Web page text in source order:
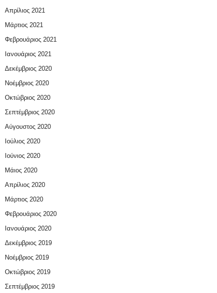
Απρίλιος 2021
Μάρτιος 2021
Φεβρουάριος 2021
Ιανουάριος 2021
Δεκέμβριος 2020
Νοέμβριος 2020
Οκτώβριος 2020
Σεπτέμβριος 2020
Αύγουστος 2020
Ιούλιος 2020
Ιούνιος 2020
Μάιος 2020
Απρίλιος 2020
Μάρτιος 2020
Φεβρουάριος 2020
Ιανουάριος 2020
Δεκέμβριος 2019
Νοέμβριος 2019
Οκτώβριος 2019
Σεπτέμβριος 2019